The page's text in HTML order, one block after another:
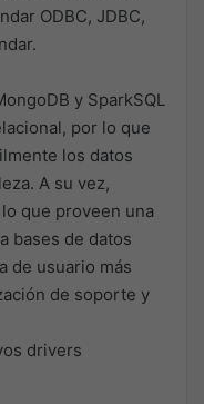
ODBC, JDBC,
y SparkSQL
por lo que
los datos
A su vez,
que proveen una
bases de datos
de usuario más
de soporte y
drivers